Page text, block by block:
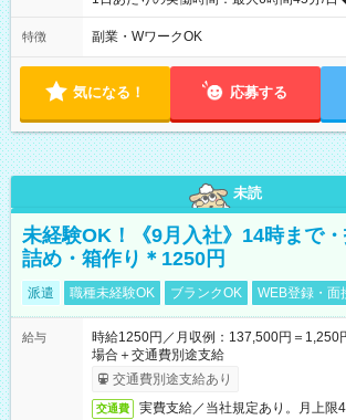
45分） ◇週2日~OK！！ ◆残業レッスン一切なし ◇休みの日の
講習参加、モデルハント一切なし ☆★☆★☆★☆★☆ 上記の条件
ご希望があったらぜひご相談ください！
数も相談OKです！ ☆★☆★☆★☆★☆★☆
特徴 副業・WワークOK
気になる！ 応募する
未読
未経験OK！《9月入社》14時まで
詰め・箱作り＊1250円
派遣 職種未経験OK ブランクOK WEB登録・面
給与
時給1250円／月収例：137,500円＝1,250
場合＋交通費別途支給
交通費別途支給あり
交通費 実費支給／当社規定あり。月上限